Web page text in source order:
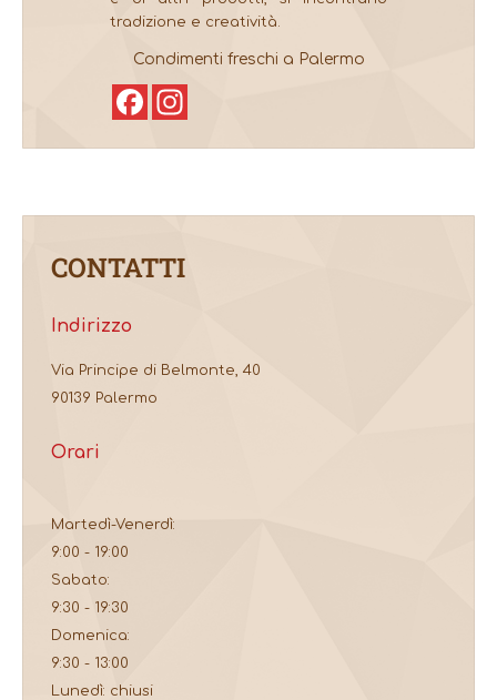
tradizione e creatività.
Condimenti freschi a Palermo
Facebook
CONTATTI
Indirizzo
Via Principe di Belmonte, 40
90139 Palermo
Orari
Martedì-Venerdì:
9:00 - 19:00
Sabato:
9:30 - 19:30
Domenica:
9:30 - 13:00
Lunedì: chiusi